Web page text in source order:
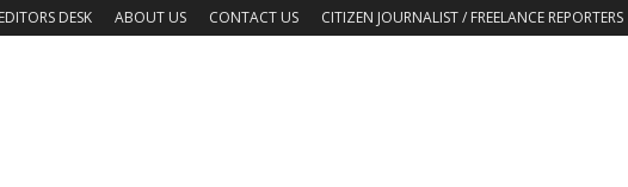
EDITORS DESK ABOUT US CONTACT US CITIZEN JOURNALIST / FREELANCE REPORTERS